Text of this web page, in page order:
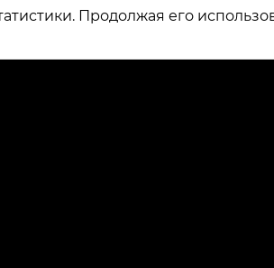
Продолжая его